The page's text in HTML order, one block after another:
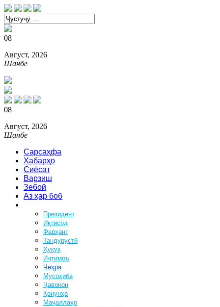
08
Август, 2026
Шанбе
08
Август, 2026
Шанбе
Сарсаҳфа
Хабарҳо
Сиёсат
Варзиш
Зебоӣ
Аз ҳар боб
Президент
Иқтисод
Фарҳанг
Тандурустӣ
Ҳуқуқ
Иҷтимоъ
Чеҳра
Мусоҳиба
Ҷавонон
Қонунҳо
Маҷаллаҳо